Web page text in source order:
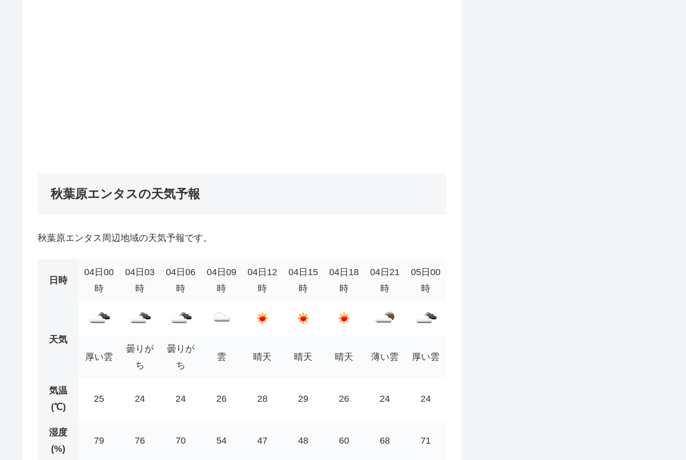
秋葉原エンタスの天気予報
秋葉原エンタス周辺地域の天気予報です。
日時
04日00
時
04日03
時
04日06
時
04日09
時
04日12
時
04日15
時
04日18
時
04日21
時
05日00
時
天気
厚い雲
曇りが
ち
曇りが
ち
雲 晴天 晴天 晴天 薄い雲 厚い雲
気温
(℃)
25 24 24 26 28 29 26 24 24
湿度
(%)
79 76 70 54 47 48 60 68 71